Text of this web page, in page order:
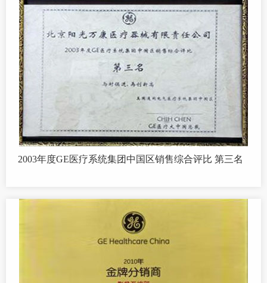
2003年度GE医疗系统集团中国区销售综合评比 第三名